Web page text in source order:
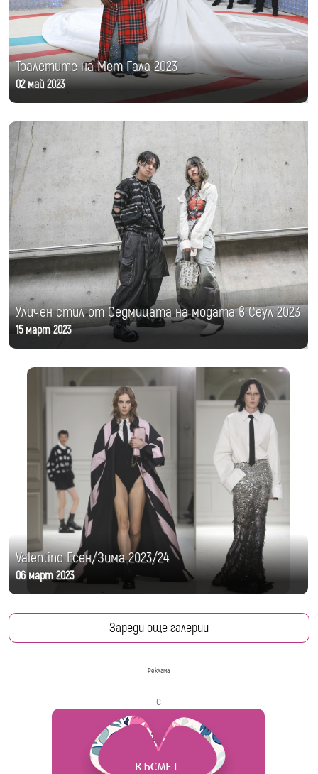
Тоалетите на Мет Гала 2023
02 май 2023
Уличен стил от Седмицата на модата в Сеул 2023
15 март 2023
Valentino Есен/Зима 2023/24
06 март 2023
Зареди още галерии
Реклама
с